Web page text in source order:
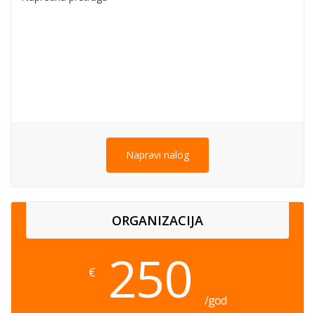
Napravi nalog
ORGANIZACIJA
€250 /god